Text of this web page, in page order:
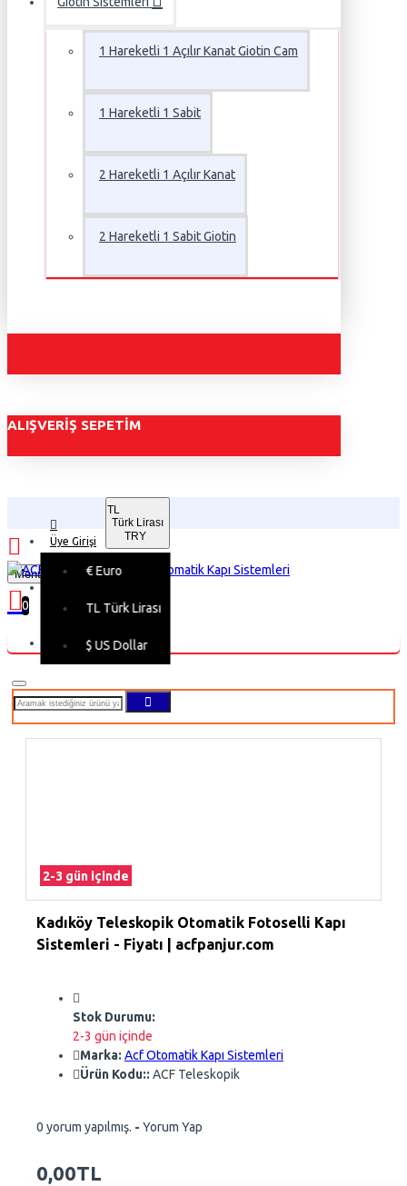
1 Hareketli 1 Açılır Kanat Giotin Cam
1 Hareketli 1 Sabit
2 Hareketli 1 Açılır Kanat
2 Hareketli 1 Sabit Giotin
ALIŞVERIŞ SEPETIM
Üye Girişi
TL
Türk Lirası
TRY
€Euro
TL Türk Lirası
$ US Dollar
Menu
0
Alışveriş sepetiniz boş!
2-3 gün içinde
Kadıköy Teleskopik Otomatik Fotoselli Kapı
Sistemleri - Fiyatı | acfpanjur.com
Stok Durumu:
2-3 gün içinde
Marka: Acf Otomatik Kapı Sistemleri
Ürün Kodu:: ACF Teleskopik
0 yorum yapılmış. - Yorum Yap
0,00TL